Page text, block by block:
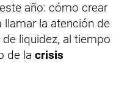
año: cómo crear
la atención de
liquidez, al tiempo
de la crisis